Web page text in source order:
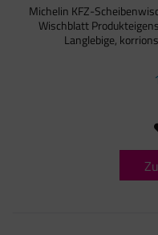
Michelin KFZ-
Wischblatt
Langlebige,